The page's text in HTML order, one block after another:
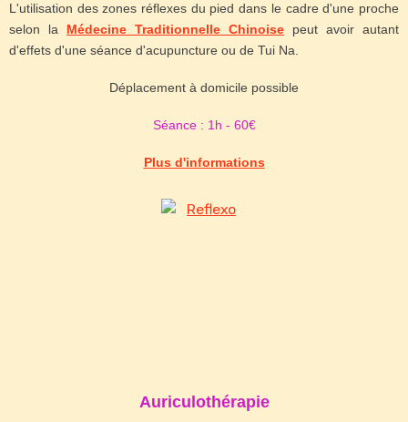
L'utilisation des zones réflexes du pied dans le cadre d'une proche
selon la Médecine Traditionnelle Chinoise peut avoir autant
d'effets d'une séance d'acupuncture ou de Tui Na.
Déplacement à domicile possible
Séance : 1h - 60€
Plus d'informations
Auriculothérapie